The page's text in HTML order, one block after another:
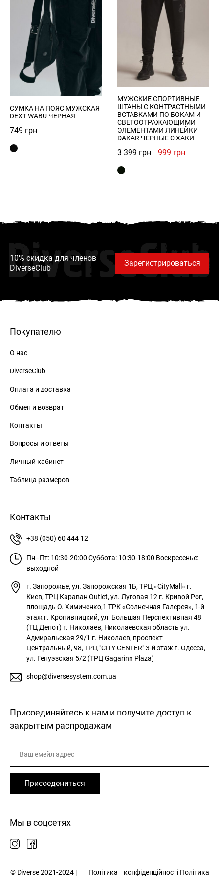
СУМКА НА ПОЯС МУЖСКАЯ
DEXT WABU ЧЕРНАЯ
749 грн
МУЖСКИЕ СПОРТИВНЫЕ
ШТАНЫ С КОНТРАСТНЫМИ
ВСТАВКАМИ ПО БОКАМ И
СВЕТООТРАЖАЮЩИМИ
ЭЛЕМЕНТАМИ ЛИНЕЙКИ
DAKAR ЧЕРНЫЕ С ХАКИ
3 399грн
Первоначальная
999 грн
10% скидка для членов
DiverseClub
DiverseClub
Зарегистрироваться
Покупателю
О нас
DiverseClub
Оплата и доставка
Обмен и возврат
Контакты
Вопросы и ответы
Личный кабинет
Таблица размеров
Контакты
+38 (050) 60 444 12
Пн–Пт: 10:30-20:00 Суббота: 10:30-18:00 Воскресенье:
выходной
г. Запорожье, ул. Запорожская 1Б, ТРЦ «CityMall» г.
Киев, ТРЦ Караван Outlet, ул. Луговая 12 г. Кривой Рог,
площадь О. Химиченко,1 ТРК «Солнечная Галерея», 1-й
этаж г. Кропивницкий, ул. Большая Перспективная 48
(ТЦ Депот) г. Николаев, Николаевская область ул.
Адмиральская 29/1 г. Николаев, проспект
Центральный, 98, ТРЦ "CITY CENTER" 3-й этаж г. Одесса,
ул. Генуэзская 5/2 (ТРЦ Gagarinn Plaza)
shop@diversesystem.com.ua
Присоединяйтесь к нам и получите доступ к
закрытым распродажам
Присоедениться
Мы в соцсетях
© Diverse 2021-2024 | Політика конфіденційності Політика